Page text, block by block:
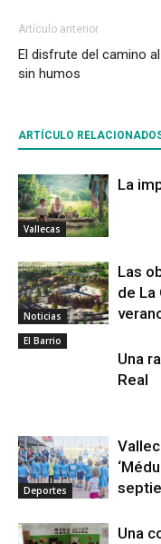
Artículo anterior
El disfrute del camino
sin humos
ARTÍCULO
Vallecas
La
Noticias
Las
de La
El Barrio
Una
Real
Deportes
Una